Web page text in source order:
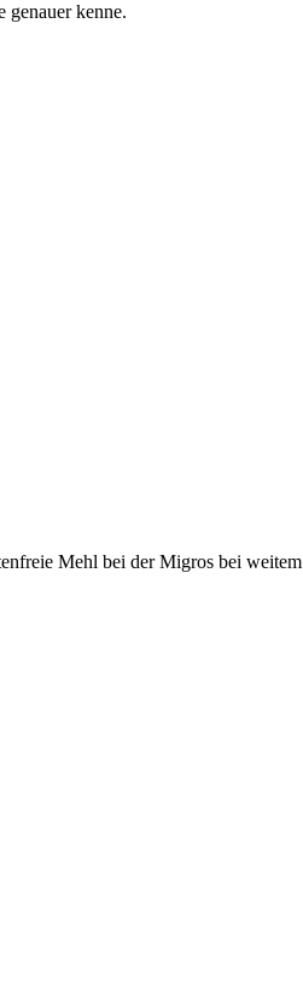
genauer kenne.
Mehl bei der Migros bei